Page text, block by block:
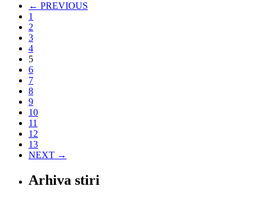
← PREVIOUS
1
2
3
4
5
6
7
8
9
10
11
12
13
NEXT →
Arhiva stiri